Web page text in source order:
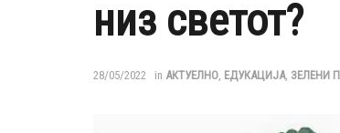
низ светот?
28/05/2022 in АКТУЕЛНО, ЕДУКАЦИЈА, ЗЕЛЕНИ